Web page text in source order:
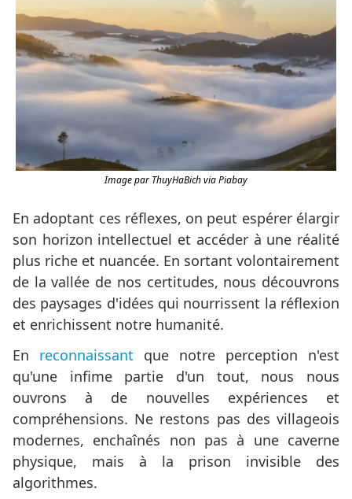
Image par ThuyHaBich via Piabay
En adoptant ces réflexes, on peut espérer élargir
son horizon intellectuel et accéder à une réalité
plus riche et nuancée. En sortant volontairement
de la vallée de nos certitudes, nous découvrons
des paysages d'idées qui nourrissent la réflexion
et enrichissent notre humanité.
En reconnaissant que notre perception n'est
qu'une infime partie d'un tout, nous nous
ouvrons à de nouvelles expériences et
compréhensions. Ne restons pas des villageois
modernes, enchaînés non pas à une caverne
physique, mais à la prison invisible des
algorithmes.